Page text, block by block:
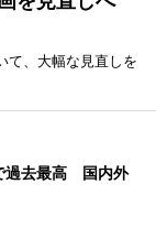
て、大幅な見直しを
過去最高 国内外